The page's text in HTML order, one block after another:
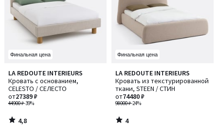
Финальная цена
LA REDOUTE INTERIEURS
Кровать с основанием,
CELESTO / СЕЛЕСТО
44900 ₽-39%
от27389 ₽
4,8
/ 5
4,8
/
Финальная цена
LA REDOUTE INTERIEURS
Кровать из текстурированной
ткани, STEEN / СТИН
98000 ₽-24%
от74480 ₽
4
/
5
4
/